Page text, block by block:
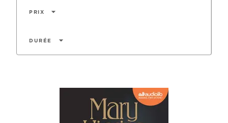
PRIX arrow_drop_down
DURÉE arrow_drop_down